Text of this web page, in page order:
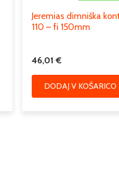
Jeremias dimniška
110 – fi 150mm
46,01€
DODAJ V KOŠARICO